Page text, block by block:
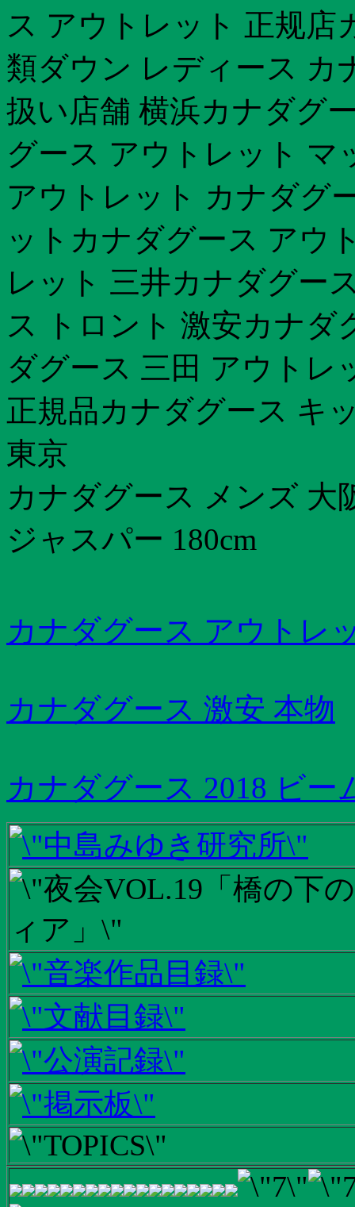
ス アウトレット 正规店
類ダウン レディース カ
扱い店舗 横浜カナダグ
グース アウトレット マ
アウトレット カナダグ
ットカナダグース アウ
レット 三井カナダグー
ス トロント 激安カナダ
ダグース 三田 アウトレ
正規品カナダグース キ
東京
カナダグース メンズ 大
ジャスパー 180cm
カナダグース アウトレ
カナダグース 激安 本物
カナダグース 2018 ビ